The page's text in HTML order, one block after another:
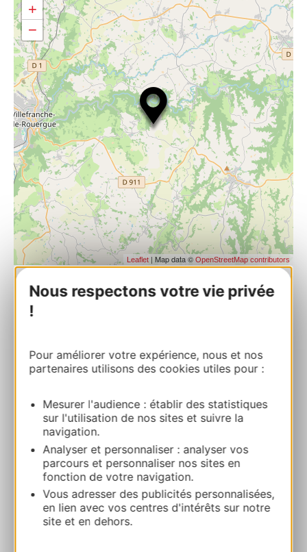
Nous respectons votre vie privée
!
Pour améliorer votre expérience, nous et nos
partenaires utilisons des cookies utiles pour :
Mesurer l'audience : établir des statistiques
sur l'utilisation de nos sites et suivre la
navigation.
Analyser et personnaliser : analyser vos
parcours et personnaliser nos sites en
fonction de votre navigation.
Vous adresser des publicités personnalisées,
en lien avec vos centres d'intérêts sur notre
site et en dehors.
+
−
Leaflet | Map data © OpenStreetMap contributors
Ruta y acceso
+33565658664
+33665302460
E-mail